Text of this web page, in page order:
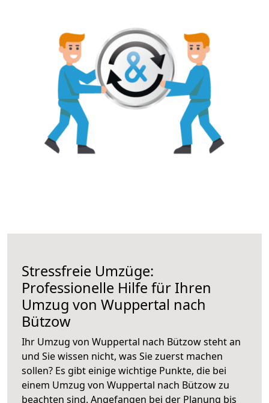
Stressfreie Umzüge:
Professionelle Hilfe für Ihren
Umzug von Wuppertal nach
Bützow
Ihr Umzug von Wuppertal nach Bützow steht an
und Sie wissen nicht, was Sie zuerst machen
sollen? Es gibt einige wichtige Punkte, die bei
einem Umzug von Wuppertal nach Bützow zu
beachten sind. Angefangen bei der Planung bis